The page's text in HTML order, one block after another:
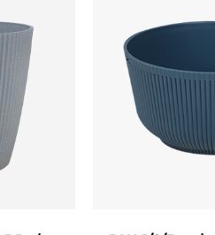
البولي بروبيلين، السيراميك،
الطلق، بما في ذلك
بفتحات تصريف وصحون
الوزن سهولة التنقل، في